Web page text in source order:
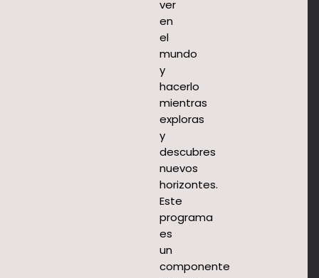
ver
en
el
mundo
y
hacerlo
mientras
exploras
y
descubres
nuevos
horizontes.
Este
programa
es
un
componente